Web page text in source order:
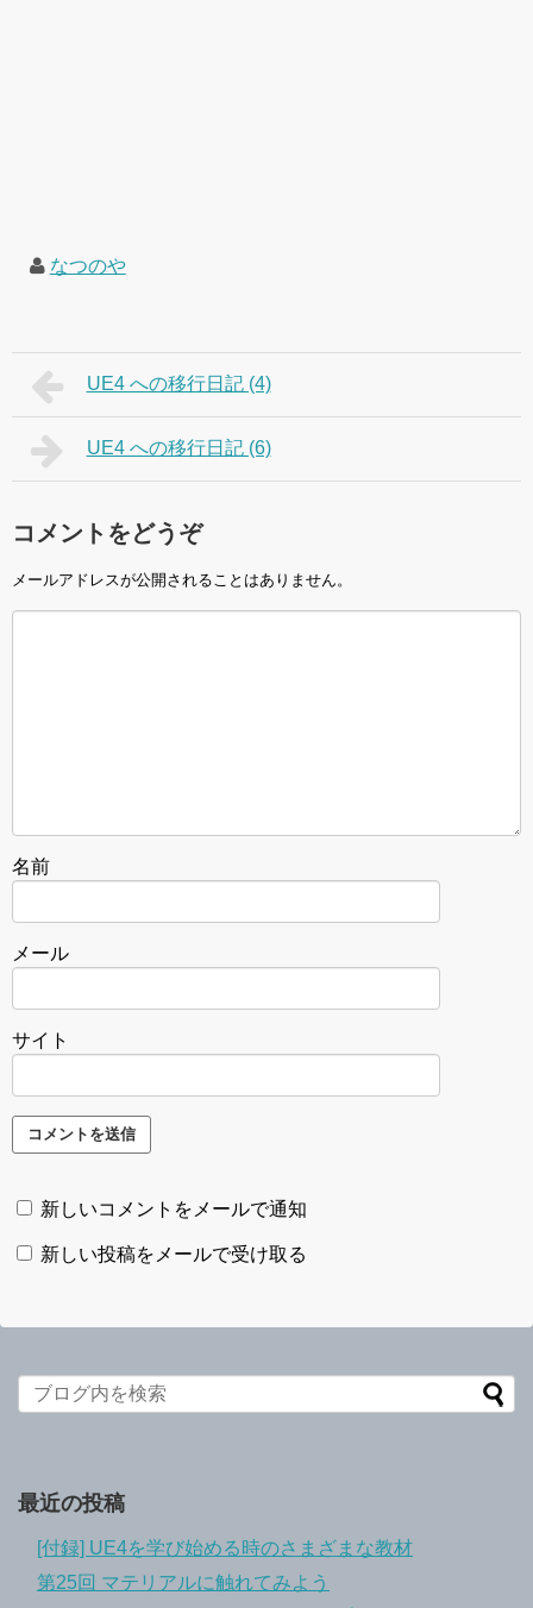
なつのや
UE4 への移行日記 (4)
UE4 への移行日記 (6)
コメントをどうぞ
メールアドレスが公開されることはありません。
名前
メール
サイト
新しいコメントをメールで通知
新しい投稿をメールで受け取る
最近の投稿
[付録] UE4を学び始める時のさまざまな教材
第25回 マテリアルに触れてみよう